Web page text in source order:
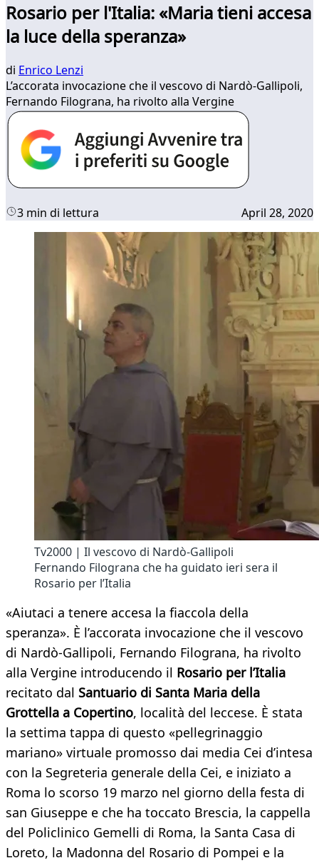
Rosario per l'Italia: «Maria tieni accesa
la luce della speranza»
di Enrico Lenzi
L’accorata invocazione che il vescovo di Nardò-Gallipoli,
Fernando Filograna, ha rivolto alla Vergine
3 min di lettura April 28, 2020
Tv2000 | Il vescovo di Nardò-Gallipoli
Fernando Filograna che ha guidato ieri sera il
Rosario per l’Italia
«Aiutaci a tenere accesa la fiaccola della
speranza». È l’accorata invocazione che il vescovo
di Nardò-Gallipoli, Fernando Filograna, ha rivolto
alla Vergine introducendo il Rosario per l’Italia
recitato dal Santuario di Santa Maria della
Grottella a Copertino, località del leccese. È stata
la settima tappa di questo «pellegrinaggio
mariano» virtuale promosso dai media Cei d’intesa
con la Segreteria generale della Cei, e iniziato a
Roma lo scorso 19 marzo nel giorno della festa di
san Giuseppe e che ha toccato Brescia, la cappella
del Policlinico Gemelli di Roma, la Santa Casa di
Loreto, la Madonna del Rosario di Pompei e la